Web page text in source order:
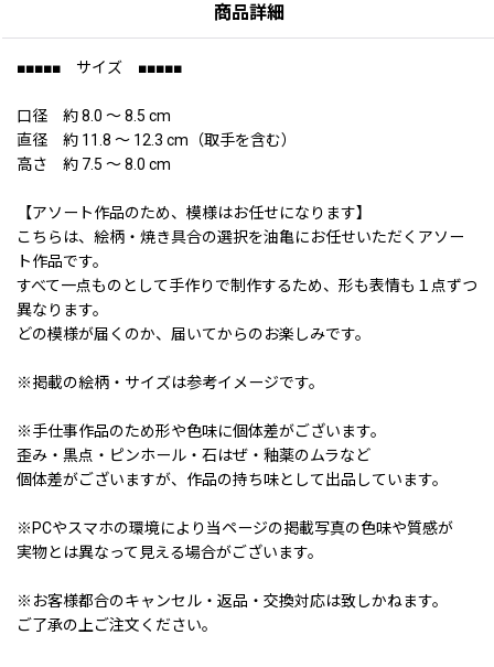
商品詳細
■■■■■ サイズ ■■■■■
口径 約 8.0 〜 8.5 cm
直径 約 11.8 〜 12.3 cm（取手を含む）
高さ 約 7.5 〜 8.0 cm
【アソート作品のため、模様はお任せになります】
こちらは、絵柄・焼き具合の選択を油亀にお任せいただくアソー
ト作品です。
すべて一点ものとして手作りで制作するため、形も表情も１点ずつ
異なります。
どの模様が届くのか、届いてからのお楽しみです。
※掲載の絵柄・サイズは参考イメージです。
※手仕事作品のため形や色味に個体差がございます。
歪み・黒点・ピンホール・石はぜ・釉薬のムラなど
個体差がございますが、作品の持ち味として出品しています。
※PCやスマホの環境により当ページの掲載写真の色味や質感が
実物とは異なって見える場合がございます。
※お客様都合のキャンセル・返品・交換対応は致しかねます。
ご了承の上ご注文ください。